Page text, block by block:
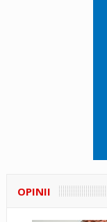
OPINII